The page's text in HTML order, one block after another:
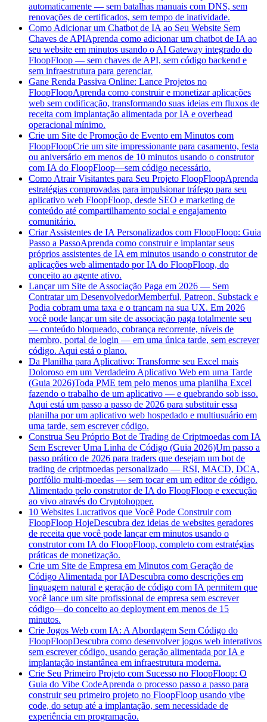
automaticamente — sem batalhas manuais com DNS, sem
renovações de certificados, sem tempo de inatividade.
Como Adicionar um Chatbot de IA ao Seu Website Sem
Chaves de APIAprenda como adicionar um chatbot de IA ao
seu website em minutos usando o AI Gateway integrado do
FloopFloop — sem chaves de API, sem código backend e
sem infraestrutura para gerenciar.
Gane Renda Passiva Online: Lance Projetos no
FloopFloopAprenda como construir e monetizar aplicações
web sem codificação, transformando suas ideias em fluxos de
receita com implantação alimentada por IA e overhead
operacional mínimo.
Crie um Site de Promoção de Evento em Minutos com
FloopFloopCrie um site impressionante para casamento, festa
ou aniversário em menos de 10 minutos usando o construtor
com IA do FloopFloop—sem código necessário.
Como Atrair Visitantes para Seu Projeto FloopFloopAprenda
estratégias comprovadas para impulsionar tráfego para seu
aplicativo web FloopFloop, desde SEO e marketing de
conteúdo até compartilhamento social e engajamento
comunitário.
Criar Assistentes de IA Personalizados com FloopFloop: Guia
Passo a PassoAprenda como construir e implantar seus
próprios assistentes de IA em minutos usando o construtor de
aplicações web alimentado por IA do FloopFloop, do
conceito ao agente ativo.
Lançar um Site de Associação Paga em 2026 — Sem
Contratar um DesenvolvedorMemberful, Patreon, Substack e
Podia cobram uma taxa e o trancam na sua UX. Em 2026
você pode lançar um site de associação paga totalmente seu
— conteúdo bloqueado, cobrança recorrente, níveis de
membro, portal de login — em uma única tarde, sem escrever
código. Aqui está o plano.
Da Planilha para Aplicativo: Transforme seu Excel mais
Doloroso em um Verdadeiro Aplicativo Web em uma Tarde
(Guia 2026)Toda PME tem pelo menos uma planilha Excel
fazendo o trabalho de um aplicativo — e quebrando sob isso.
Aqui está um passo a passo de 2026 para substituir essa
planilha por um aplicativo web hospedado e multiusuário em
uma tarde, sem escrever código.
Construa Seu Próprio Bot de Trading de Criptmoedas com IA
Sem Escrever Uma Linha de Código (Guia 2026)Um passo a
passo prático de 2026 para traders que desejam um bot de
trading de criptmoedas personalizado — RSI, MACD, DCA,
portfólio multi-moedas — sem tocar em um editor de código.
Alimentado pelo construtor de IA do FloopFloop e execução
ao vivo através do Cryptohopper.
10 Websites Lucrativos que Você Pode Construir com
FloopFloop HojeDescubra dez ideias de websites geradores
de receita que você pode lançar em minutos usando o
construtor com IA do FloopFloop, completo com estratégias
práticas de monetização.
Crie um Site de Empresa em Minutos com Geração de
Código Alimentada por IADescubra como descrições em
linguagem natural e geração de código com IA permitem que
você lance um site profissional de empresa sem escrever
código—do conceito ao deployment em menos de 15
minutos.
Crie Jogos Web com IA: A Abordagem Sem Código do
FloopFloopDescubra como desenvolver jogos web interativos
sem escrever código, usando geração alimentada por IA e
implantação instantânea em infraestrutura moderna.
Crie Seu Primeiro Projeto com Sucesso no FloopFloop: O
Guia do Vibe CodeAprenda o processo passo a passo para
construir seu primeiro projeto no FloopFloop usando vibe
code, do setup até a implantação, sem necessidade de
experiência em programação.